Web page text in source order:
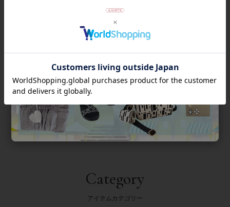
返品について
Category
アイテムカテゴリー